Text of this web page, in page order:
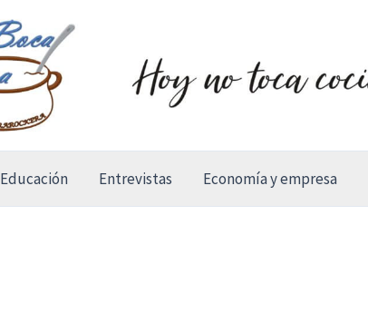
Educación Entrevistas Economía y empresa